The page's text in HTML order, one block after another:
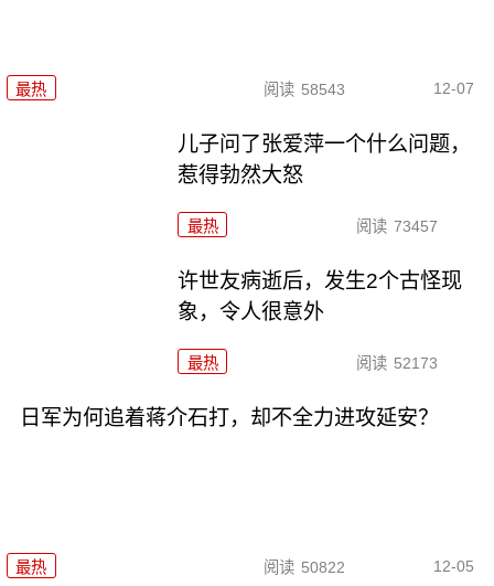
最热 阅读 58543 12-07
儿子问了张爱萍一个什么问题，
惹得勃然大怒
最热 阅读 73457
许世友病逝后，发生2个古怪现
象，令人很意外
最热 阅读 52173
日军为何追着蒋介石打，却不全力进攻延安？
最热 阅读 50822 12-05